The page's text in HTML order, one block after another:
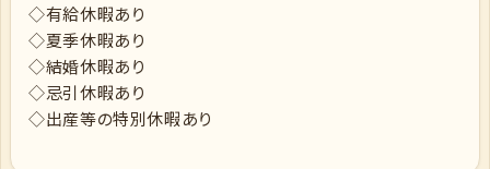
◇有給休暇あり
◇夏季休暇あり
◇結婚休暇あり
◇忌引休暇あり
◇出産等の特別休暇あり